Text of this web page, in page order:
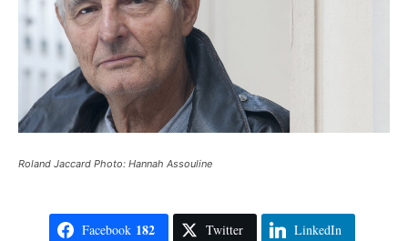
Roland Jaccard Photo: Hannah Assouline
Facebook 182 Twitter LinkedIn